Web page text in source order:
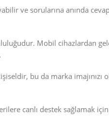
ve sorularına anında
Mobil cihazlardan
bu da marka
canlı destek sağlamak